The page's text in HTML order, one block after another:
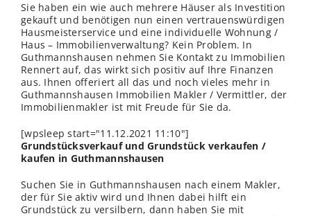
Sie haben ein wie auch mehrere Häuser als Investition
gekauft und benötigen nun einen vertrauenswürdigen
Hausmeisterservice und eine individuelle Wohnung /
Haus – Immobilienverwaltung? Kein Problem. In
Guthmannshausen nehmen Sie Kontakt zu Immobilien
Rennert auf, das wirkt sich positiv auf Ihre Finanzen
aus. Ihnen offeriert all das und noch vieles mehr in
Guthmannshausen Immobilien Makler / Vermittler, der
Immobilienmakler ist mit Freude für Sie da.
[wpsleep start="11.12.2021 11:10"]
Grundstücksverkauf und Grundstück verkaufen /
kaufen in Guthmannshausen
Suchen Sie in Guthmannshausen nach einem Makler,
der für Sie aktiv wird und Ihnen dabei hilft ein
Grundstück zu versilbern, dann haben Sie mit